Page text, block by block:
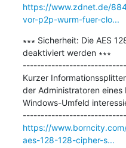
https://www.zdnet.de/
vor-p2p-wurm-fuer-clo...
∗∗∗ Sicherheit: Die AES
deaktiviert werden ∗∗∗
Kurzer
der Administratoren
Windows-Umfeld
https://
aes-128-128-cipher-s...